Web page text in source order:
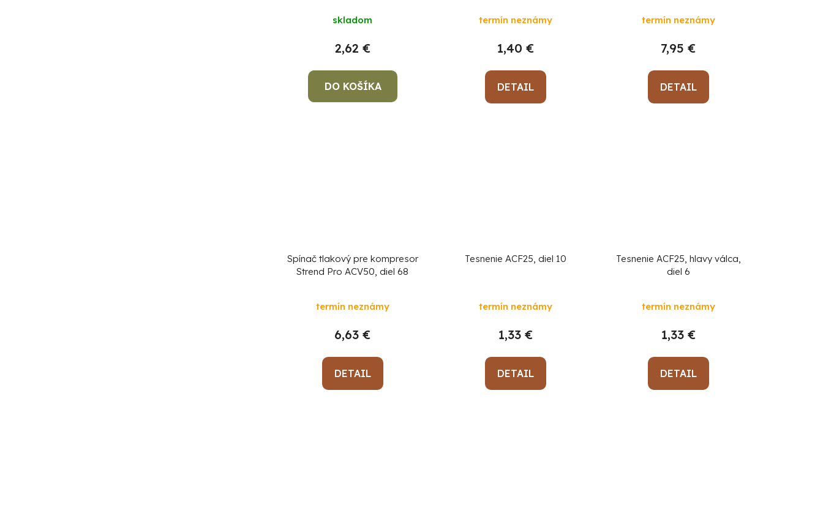
skladom
2,62 €
DO KOŠÍKA
termín neznámy
1,40 €
DETAIL
termín neznámy
7,95 €
DETAIL
Spínač tlakový pre kompresor
Strend Pro ACV50, diel 68
termín neznámy
6,63 €
DETAIL
Tesnenie ACF25, diel 10
termín neznámy
1,33 €
DETAIL
Tesnenie ACF25, hlavy válca,
diel 6
termín neznámy
1,33 €
DETAIL